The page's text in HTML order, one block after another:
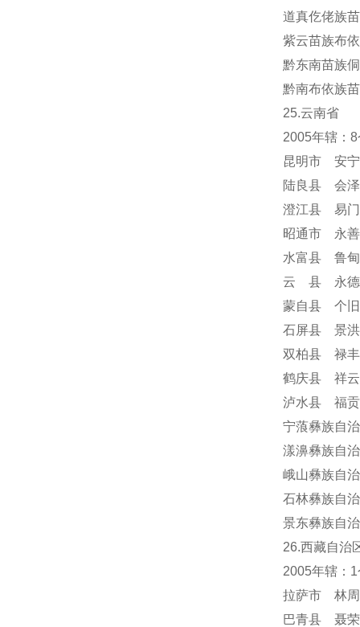
道真仡佬族
紫云苗族布
黔东南苗族
黔南布依族
25.云南省
2005年辖：
昆明市 安
陆良县 会
澄江县 易
昭通市 永
水富县 鲁
云 县 永德
蒙自县 个
石屏县 景
双柏县 禄
鹤庆县 祥
泸水县 福
宁蒗彝族自
漾濞彝族自
峨山彝族自
石林彝族自
景东彝族自
26.西藏自治
2005年辖：
拉萨市 林
巴青县 聂